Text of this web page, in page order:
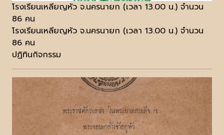
โรงเรียนเหลียญหัว จ.นครนายก (เวลา 13.00 น.) จำนวน
86 คน
โรงเรียนเหลียญหัว จ.นครนายก (เวลา 13.00 น.) จำนวน
86 คน
ปฏิทินกิจกรรม